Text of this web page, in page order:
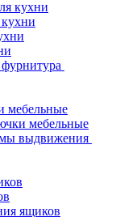
мебельные
мебельные
выдвижения